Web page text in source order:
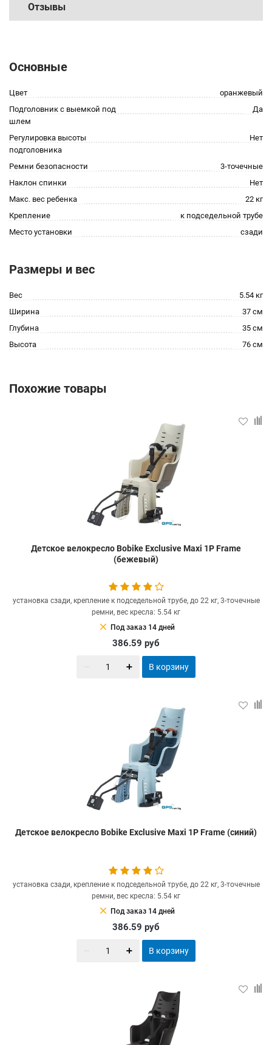
Отзывы
Основные
Цвет
оранжевый
Подголовник с выемкой под
шлем
Да
Регулировка высоты
подголовника
Нет
Ремни безопасности
3-точечные
Наклон спинки
Нет
Макс. вес ребенка
22 кг
Крепление
к подседельной трубе
Место установки
сзади
Размеры и вес
Вес
5.54 кг
Ширина
37 см
Глубина
35 см
Высота
76 см
Похожие товары
Детское велокресло Bobike Exclusive Maxi 1P Frame
(бежевый)
установка сзади, крепление к подседельной трубе, до 22 кг, 3-точечные
ремни, вес кресла: 5.54 кг
clear Под заказ 14 дней
386.59 руб
В корзину
Детское велокресло Bobike Exclusive Maxi 1P Frame (синий)
установка сзади, крепление к подседельной трубе, до 22 кг, 3-точечные
ремни, вес кресла: 5.54 кг
clear Под заказ 14 дней
386.59 руб
В корзину